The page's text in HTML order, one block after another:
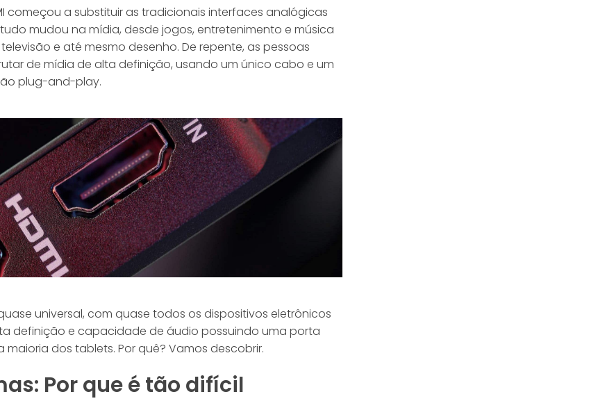
começou a substituir as tradicionais interfaces analógicas
mudou na mídia, desde jogos, entretenimento e música
e até mesmo desenho. De repente, as pessoas
de mídia de alta definição, usando um único cabo e um
plug-and-play.
quase universal, com quase todos os dispositivos eletrônicos
definição e capacidade de áudio possuindo uma porta
maioria dos tablets. Por quê? Vamos descobrir.
Por que é tão difícil